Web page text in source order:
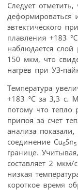
Следует
деформироваться
эвтектического
плавления +183
наблюдается
150 мкм, что
нагрев при УЗ-
Температура
+183 °С за 3,3 с.
потому что тепло
припоя за счет
анализа
соединение Cu6Sn5
границе.
составляет 2
низкая
короткое время